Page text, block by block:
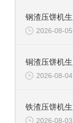
2026-08-05
2026-08-04
2026-08-03